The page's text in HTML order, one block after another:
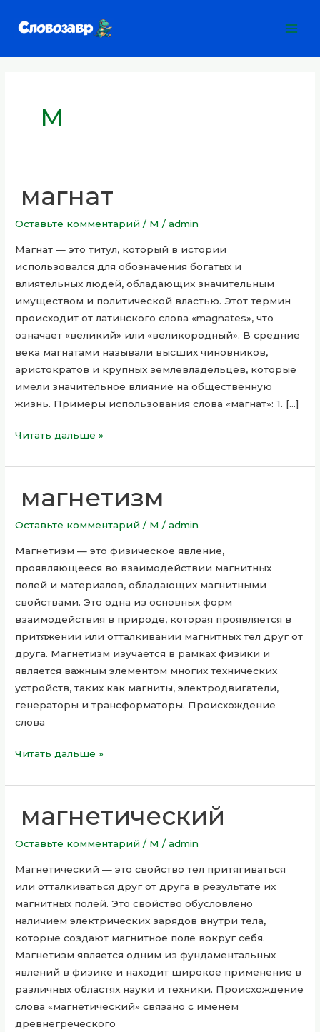
М
магнат
Оставьте комментарий / М /admin
Магнат — это титул, который в истории
использовался для обозначения богатых и
влиятельных людей, обладающих значительным
имуществом и политической властью. Этот термин
происходит от латинского слова «magnates», что
означает «великий» или «великородный». В средние
века магнатами называли высших чиновников,
аристократов и крупных землевладельцев, которые
имели значительное влияние на общественную
жизнь. Примеры использования слова «магнат»: 1. […]
Читать дальше »
магнетизм
Оставьте комментарий / М /admin
Магнетизм — это физическое явление,
проявляющееся во взаимодействии магнитных
полей и материалов, обладающих магнитными
свойствами. Это одна из основных форм
взаимодействия в природе, которая проявляется в
притяжении или отталкивании магнитных тел друг от
друга. Магнетизм изучается в рамках физики и
является важным элементом многих технических
устройств, таких как магниты, электродвигатели,
генераторы и трансформаторы. Происхождение
слова
Читать дальше »
магнетический
Оставьте комментарий / М /admin
Магнетический — это свойство тел притягиваться
или отталкиваться друг от друга в результате их
магнитных полей. Это свойство обусловлено
наличием электрических зарядов внутри тела,
которые создают магнитное поле вокруг себя.
Магнетизм является одним из фундаментальных
явлений в физике и находит широкое применение в
различных областях науки и техники. Происхождение
слова «магнетический» связано с именем
древнегреческого